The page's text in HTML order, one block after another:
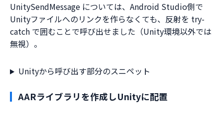
UnitySendMessage については、Android Studio側で
Unityファイルへのリンクを作らなくても、反射を try-
catch で囲むことで呼び出せました（Unity環境以外では
無視）。
Unityから呼び出す部分のスニペット
AARライブラリを作成しUnityに配置